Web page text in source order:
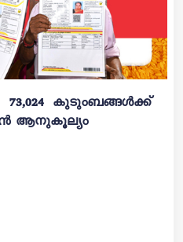
73,024 കുടുംബങ്ങൾക്ക്
ആനുകൂല്യം